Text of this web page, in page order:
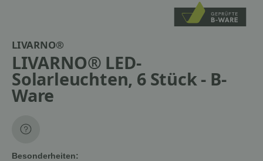
LIVARNO®
LIVARNO® LED-
Solarleuchten, 6 Stück - B-
Ware
Besonderheiten: